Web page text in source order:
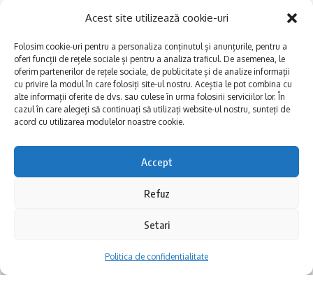
Acest site utilizează cookie-uri
Folosim cookie-uri pentru a personaliza conținutul și anunțurile, pentru a
oferi funcții de rețele sociale și pentru a analiza traficul. De asemenea, le
oferim partenerilor de rețele sociale, de publicitate și de analize informații
cu privire la modul în care folosiți site-ul nostru. Aceștia le pot combina cu
alte informații oferite de dvs. sau culese în urma folosirii serviciilor lor. În
cazul în care alegeți să continuați să utilizați website-ul nostru, sunteți de
acord cu utilizarea modulelor noastre cookie.
Accept
Refuz
Setari
Politica de confidentialitate
E xplorăm Dobrogea,
Explorăm valorile locale:
Deltă, Litoral, cele mai mari
biserici și mănăstiri, cele mai
FRUMOASE POVEȘTI.
Afaceri și meșteșuguri
Actualitate